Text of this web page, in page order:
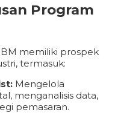
Program
memiliki prospek
termasuk:
Mengelola
menganalisis data,
pemasaran.